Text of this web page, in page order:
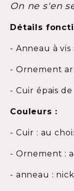
On ne s'en
Détails
- Anneau à vis
- Ornement
- Cuir épais
Couleurs :
- Cuir : au
- Ornement :
- anneau :